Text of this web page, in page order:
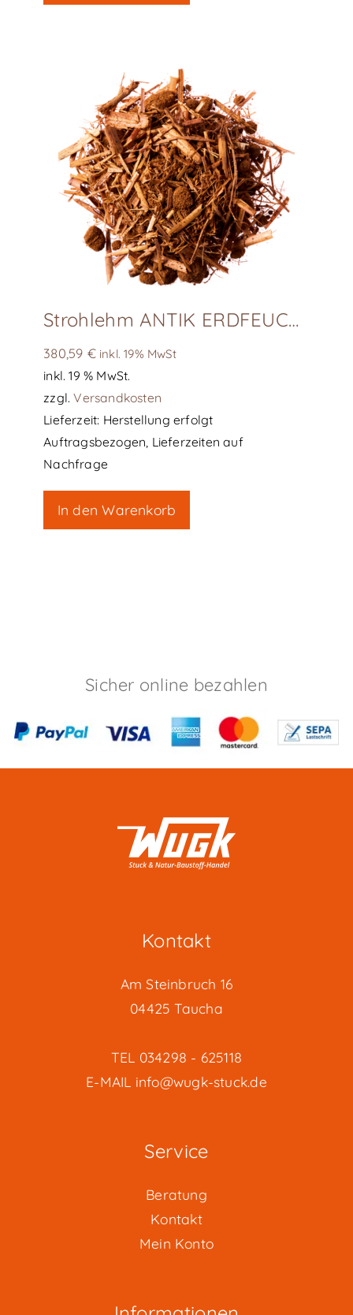
Strohlehm ANTIK ERDFEUCHT 1,0t
380,59 € inkl. 19% MwSt
inkl. 19 % MwSt.
zzgl.Versandkosten
Lieferzeit: Herstellung erfolgt
Auftragsbezogen, Lieferzeiten auf
Nachfrage
In den Warenkorb
Sicher online bezahlen
Kontakt
Am Steinbruch 16
04425 Taucha
TEL 034298 - 625118
E-MAIL info@wugk-stuck.de
Service
Beratung
Kontakt
Mein Konto